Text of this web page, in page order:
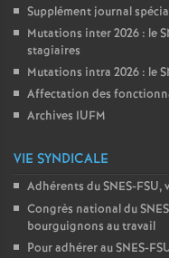
Supplément journal
Mutations inter 2026 : le
stagiaires
Mutations intra 2026 : le
Affectation des
Archives IUFM
VIE SYNDICALE
Adhérents du SNES-FSU,
Congrès national du
bourguignons au travail
Pour adhérer au SNES-